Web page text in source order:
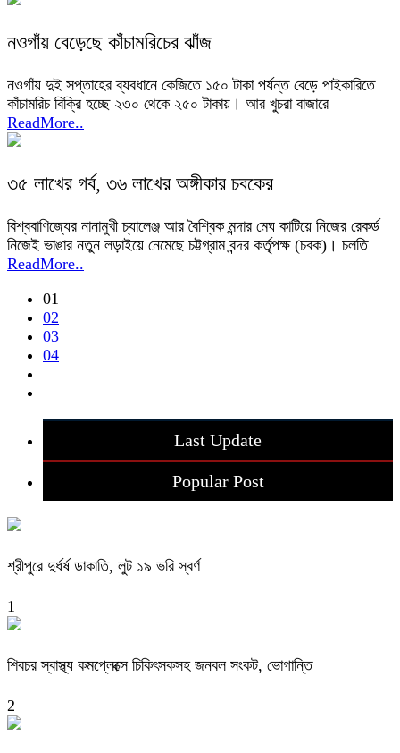
নওগাঁয় বেড়েছে কাঁচামরিচের ঝাঁজ
নওগাঁয় দুই সপ্তাহের ব্যবধানে কেজিতে ১৫০ টাকা পর্যন্ত বেড়ে পাইকারিতে
কাঁচামরিচ বিক্রি হচ্ছে ২৩০ থেকে ২৫০ টাকায়। আর খুচরা বাজারে
ReadMore..
৩৫ লাখের গর্ব, ৩৬ লাখের অঙ্গীকার চবকের
বিশ্ববাণিজ্যের নানামুখী চ্যালেঞ্জ আর বৈশ্বিক মন্দার মেঘ কাটিয়ে নিজের রেকর্ড
নিজেই ভাঙার নতুন লড়াইয়ে নেমেছে চট্টগ্রাম বন্দর কর্তৃপক্ষ (চবক)। চলতি
ReadMore..
01
02
03
04
Last Update
Popular Post
শ্রীপুরে দুর্ধর্ষ ডাকাতি, লুট ১৯ ভরি স্বর্ণ
1
শিবচর স্বাস্থ্য কমপ্লেক্সে চিকিৎসকসহ জনবল সংকট, ভোগান্তি
2